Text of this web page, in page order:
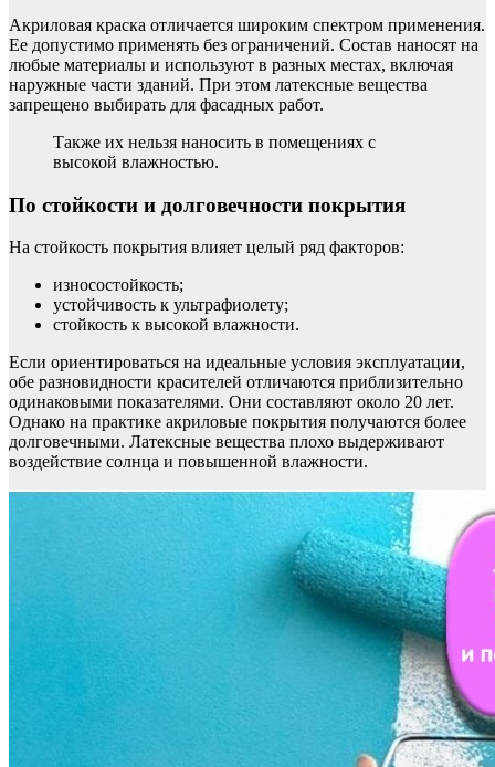
Акриловая краска отличается широким спектром применения.
Ее допустимо применять без ограничений. Состав наносят на
любые материалы и используют в разных местах, включая
наружные части зданий. При этом латексные вещества
запрещено выбирать для фасадных работ.
Также их нельзя наносить в помещениях с
высокой влажностью.
По стойкости и долговечности покрытия
На стойкость покрытия влияет целый ряд факторов:
износостойкость;
устойчивость к ультрафиолету;
стойкость к высокой влажности.
Если ориентироваться на идеальные условия эксплуатации,
обе разновидности красителей отличаются приблизительно
одинаковыми показателями. Они составляют около 20 лет.
Однако на практике акриловые покрытия получаются более
долговечными. Латексные вещества плохо выдерживают
воздействие солнца и повышенной влажности.